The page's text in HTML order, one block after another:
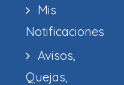
Mis
Notificaciones
Avisos,
Quejas,